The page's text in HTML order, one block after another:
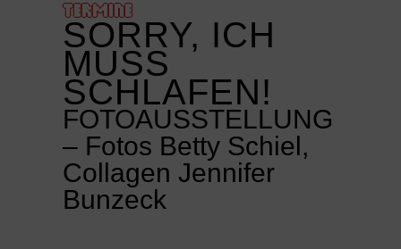
TERMINE
SORRY, ICH
MUSS
SCHLAFEN!
FOTOAUSSTELLUNG
– Fotos Betty Schiel,
Collagen Jennifer
Bunzeck